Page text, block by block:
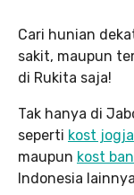
Cari hunian
sakit, maupun
di Rukita saja!
Tak hanya di
seperti kost jogja
maupun kost
Indonesia